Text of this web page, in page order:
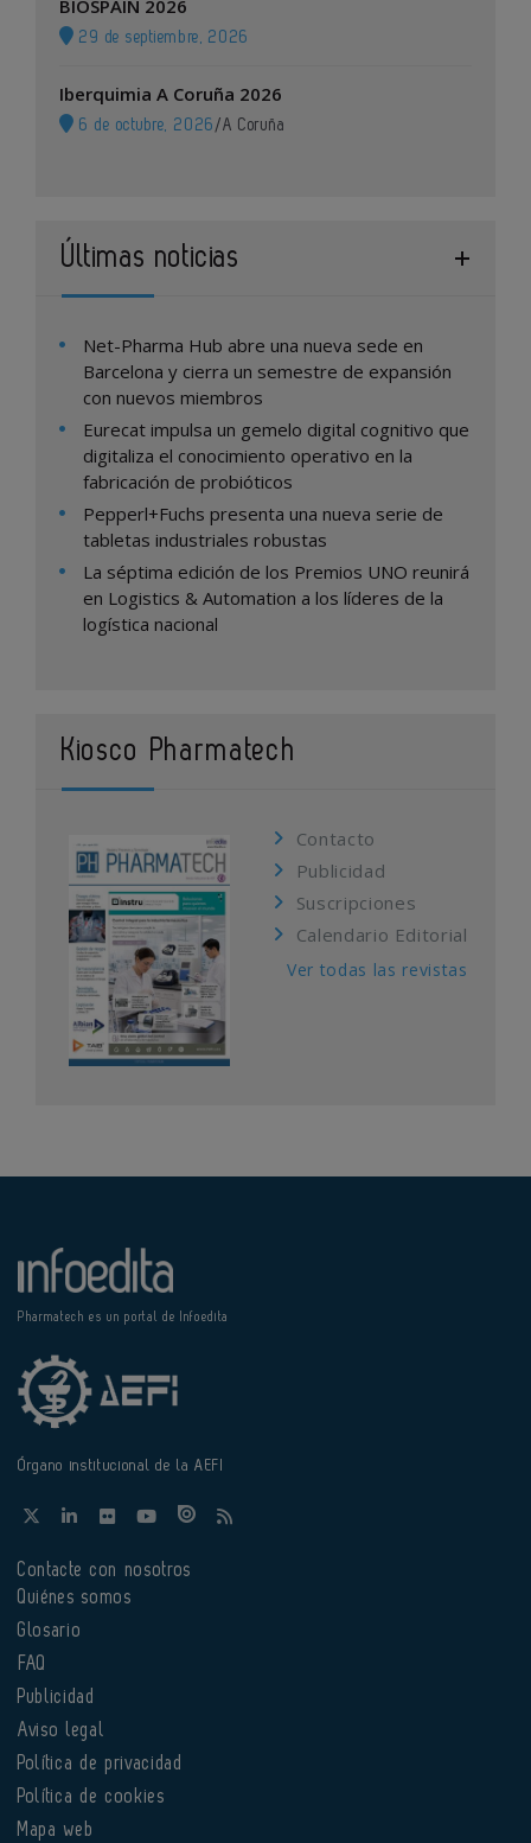
BIOSPAIN 2026
29 de septiembre, 2026
Iberquimia A Coruña 2026
6 de octubre, 2026 /A Coruña
Últimas noticias
Net-Pharma Hub abre una nueva sede en
Barcelona y cierra un semestre de expansión
con nuevos miembros
Eurecat impulsa un gemelo digital cognitivo que
digitaliza el conocimiento operativo en la
fabricación de probióticos
Pepperl+Fuchs presenta una nueva serie de
tabletas industriales robustas
La séptima edición de los Premios UNO reunirá
en Logistics & Automation a los líderes de la
logística nacional
Kiosco Pharmatech
Contacto
Publicidad
Suscripciones
Calendario Editorial
Ver todas las revistas
Pharmatech es un portal de Infoedita
Órgano institucional de la AEFI
Contacte con nosotros
Quiénes somos
Glosario
FAQ
Publicidad
Aviso legal
Política de privacidad
Política de cookies
Mapa web